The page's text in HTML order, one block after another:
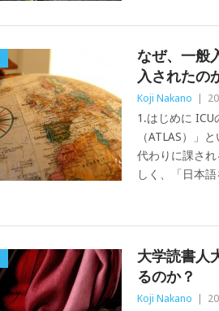
なぜ、一般
入されたの
Koji Nakano
1.はじめに ICU
（ATLAS）」
代わりに課さ
しく、「日本
大学読書人
るのか？
Koji Nakano